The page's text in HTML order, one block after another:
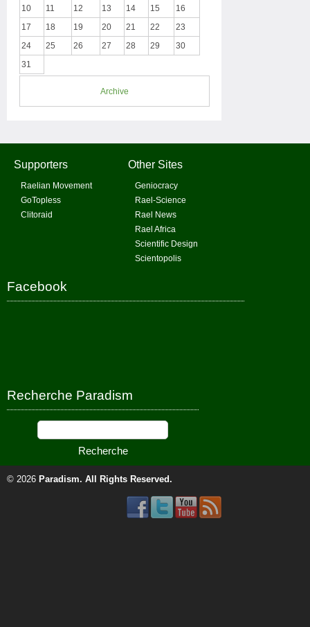
10
11 12 13 14 15
16
17
18 19 20 21 22
23
24
25 26 27 28 29
30
31
Archive
Supporters
Raelian Movement
GoTopless
Clitoraid
Other Sites
Geniocracy
Rael-Science
Rael News
Rael Africa
Scientific Design
Scientopolis
Facebook
Recherche Paradism
© 2026 Paradism. All Rights Reserved.